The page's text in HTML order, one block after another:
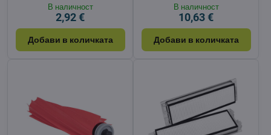
В наличност
2,92 €
Добави в количката
В наличност
10,63 €
Добави в количката